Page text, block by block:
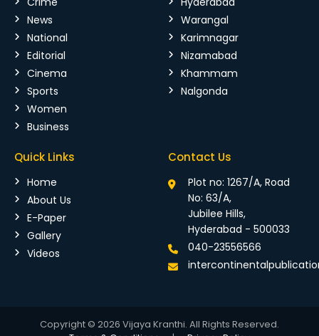
News
National
Editorial
Cinema
Sports
Women
Business
Warangal
Karimnagar
Nizamabad
Khammam
Nalgonda
Quick Links
Home
About Us
E-Paper
Gallery
Videos
Contact Us
Plot no: 1267/A, Road
No: 63/A,
Jubilee Hills,
Hyderabad - 500033
040-23556566
Copyright © 2026 Vijaya Kranthi. All Rights Reserved.